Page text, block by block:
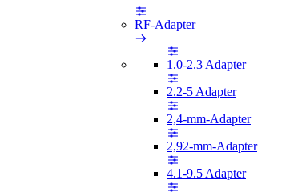
RF-Adapter
1.0-2.3 Adapter
2.2-5 Adapter
2,4-mm-Adapter
2,92-mm-Adapter
4.1-9.5 Adapter